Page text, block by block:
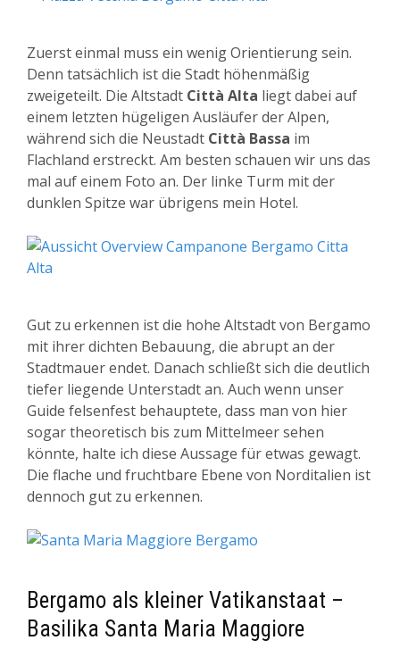
Zuerst einmal muss ein wenig Orientierung sein.
Denn tatsächlich ist die Stadt höhenmäßig
zweigeteilt. Die Altstadt Città Alta liegt dabei auf
einem letzten hügeligen Ausläufer der Alpen,
während sich die Neustadt Città Bassa im
Flachland erstreckt. Am besten schauen wir uns das
mal auf einem Foto an. Der linke Turm mit der
dunklen Spitze war übrigens mein Hotel.
Gut zu erkennen ist die hohe Altstadt von Bergamo
mit ihrer dichten Bebauung, die abrupt an der
Stadtmauer endet. Danach schließt sich die deutlich
tiefer liegende Unterstadt an. Auch wenn unser
Guide felsenfest behauptete, dass man von hier
sogar theoretisch bis zum Mittelmeer sehen
könnte, halte ich diese Aussage für etwas gewagt.
Die flache und fruchtbare Ebene von Norditalien ist
dennoch gut zu erkennen.
Bergamo als kleiner Vatikanstaat –
Basilika Santa Maria Maggiore